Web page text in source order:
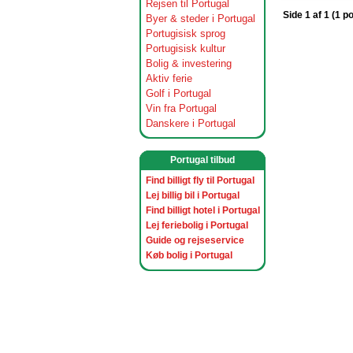
Rejsen til Portugal
Byer & steder i Portugal
Portugisisk sprog
Portugisisk kultur
Bolig & investering
Aktiv ferie
Golf i Portugal
Vin fra Portugal
Danskere i Portugal
Portugal tilbud
Find billigt fly til Portugal
Lej billig bil i Portugal
Find billigt hotel i Portugal
Lej feriebolig i Portugal
Guide og rejseservice
Køb bolig i Portugal
Side 1 af 1 (1